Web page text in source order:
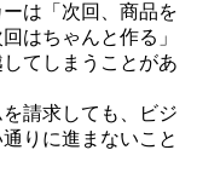
は「次回、商品を
はちゃんと作る」
てしまうことがあ
請求しても、ビジ
りに進まないこと